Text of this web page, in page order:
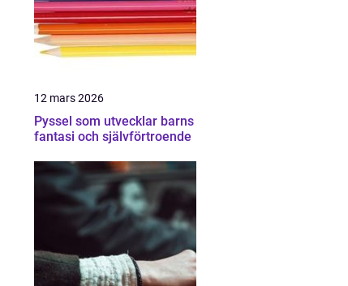
12 mars 2026
Pyssel som utvecklar barns
fantasi och självförtroende